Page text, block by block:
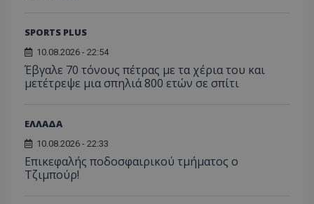
SPORTS PLUS
10.08.2026 - 22:54
Έβγαλε 70 τόνους πέτρας με τα χέρια του και
μετέτρεψε μια σπηλιά 800 ετών σε σπίτι
ΕΛΛΑΔΑ
10.08.2026 - 22:33
Επικεφαλής ποδοσφαιρικού τμήματος ο
Τζιμπούρ!